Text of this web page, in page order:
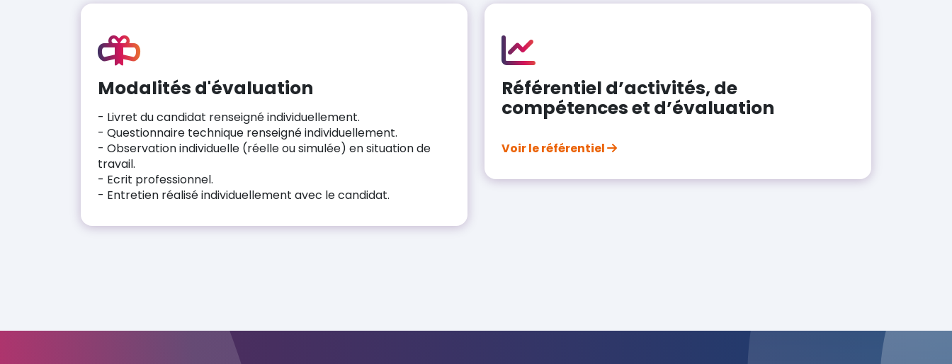
Modalités d'évaluation
- Livret du candidat renseigné individuellement.
- Questionnaire technique renseigné individuellement.
- Observation individuelle (réelle ou simulée) en situation de
travail.
- Ecrit professionnel.
- Entretien réalisé individuellement avec le candidat.
Référentiel d’activités, de
compétences et d’évaluation
Voir le référentiel